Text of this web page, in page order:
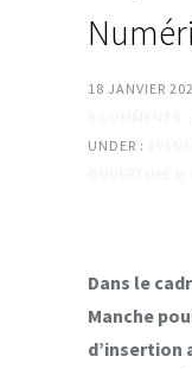
18 JANVIER
UNDER :
Dans le
Manche
d’insertion